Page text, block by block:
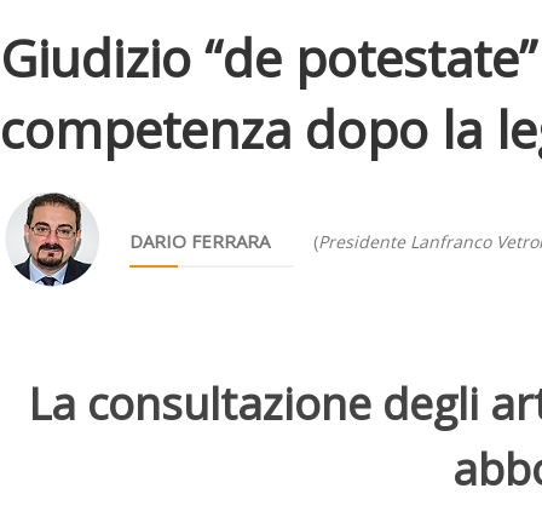
Giudizio “de
competenza dopo la
DARIO FERRARA (Presidente Lanfranco
La consultazione degli